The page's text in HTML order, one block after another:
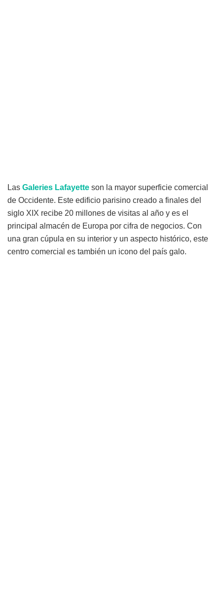
Las Galeries Lafayette son la mayor superficie comercial
de Occidente. Este edificio parisino creado a finales del
siglo XIX recibe 20 millones de visitas al año y es el
principal almacén de Europa por cifra de negocios. Con
una gran cúpula en su interior y un aspecto histórico, este
centro comercial es también un icono del país galo.